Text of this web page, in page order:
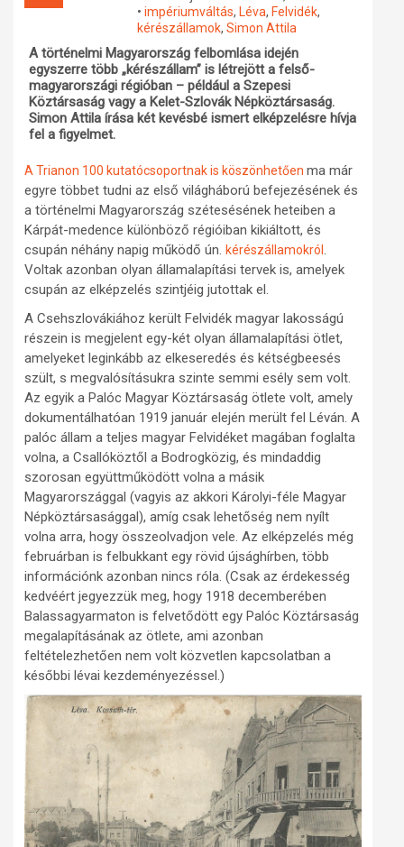
Műhelymunkák
• impériumváltás, Léva, Felvidék,
kérészállamok, Simon Attila
A történelmi Magyarország felbomlása idején
egyszerre több „kérészállam” is létrejött a felső-
magyarországi régióban – például a Szepesi
Köztársaság vagy a Kelet-Szlovák Népköztársaság.
Simon Attila írása két kevésbé ismert elképzelésre hívja
fel a figyelmet.
A Trianon 100 kutatócsoportnak is köszönhetően ma már
egyre többet tudni az első világháború befejezésének és
a történelmi Magyarország szétesésének heteiben a
Kárpát-medence különböző régióiban kikiáltott, és
csupán néhány napig működő ún. kérészállamokról .
Voltak azonban olyan államalapítási tervek is, amelyek
csupán az elképzelés szintjéig jutottak el.
A Csehszlovákiához került Felvidék magyar lakosságú
részein is megjelent egy-két olyan államalapítási ötlet,
amelyeket leginkább az elkeseredés és kétségbeesés
szült, s megvalósításukra szinte semmi esély sem volt.
Az egyik a Palóc Magyar Köztársaság ötlete volt, amely
dokumentálhatóan 1919 január elején merült fel Léván. A
palóc állam a teljes magyar Felvidéket magában foglalta
volna, a Csallóköztől a Bodrogközig, és mindaddig
szorosan együttműködött volna a másik
Magyarországgal (vagyis az akkori Károlyi-féle Magyar
Népköztársasággal), amíg csak lehetőség nem nyílt
volna arra, hogy összeolvadjon vele. Az elképzelés még
februárban is felbukkant egy rövid újsághírben, több
információnk azonban nincs róla. (Csak az érdekesség
kedvéért jegyezzük meg, hogy 1918 decemberében
Balassagyarmaton is felvetődött egy Palóc Köztársaság
megalapításának az ötlete, ami azonban
feltételezhetően nem volt közvetlen kapcsolatban a
későbbi lévai kezdeményezéssel.)